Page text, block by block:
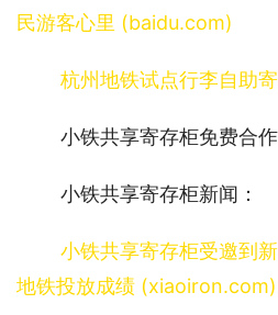
民游客心里 (baidu.com)
杭州地铁试点行李自助
小铁共享寄存柜免费合
小铁共享寄存柜新闻：
小铁共享寄存柜受邀到
地铁投放成绩 (xiaoiron.com)